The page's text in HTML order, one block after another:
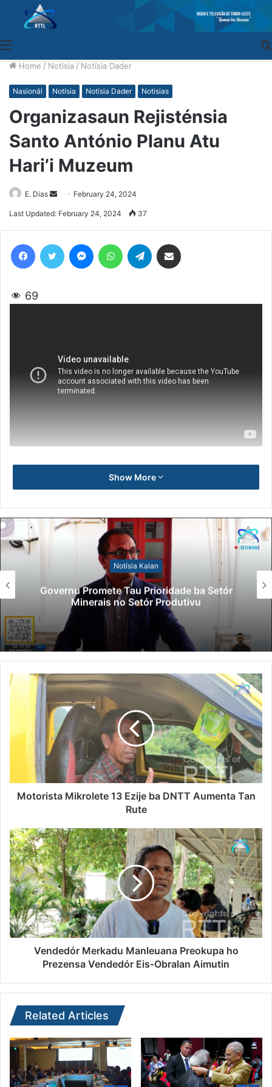
Home / Notísia / Notísia Dader
Nasionál Notísia Notísia Dader Notisias
Organizasaun Rejisténsia
Santo António Planu Atu
Hari’i Muzeum
E. Dias
Send
an
February 24, 2024
Last Updated: February 24, 2024 37
69
Show More
Notísia Kalan
Governu Promete Tau Prioridade ba Setór
Minerais no Setór Produtivu
Motorista Mikrolete 13 Ezije ba DNTT Aumenta Tan
Rute
Vendedór Merkadu Manleuana Preokupa ho
Prezensa Vendedór Eis-Obralan Aimutin
Related Articles